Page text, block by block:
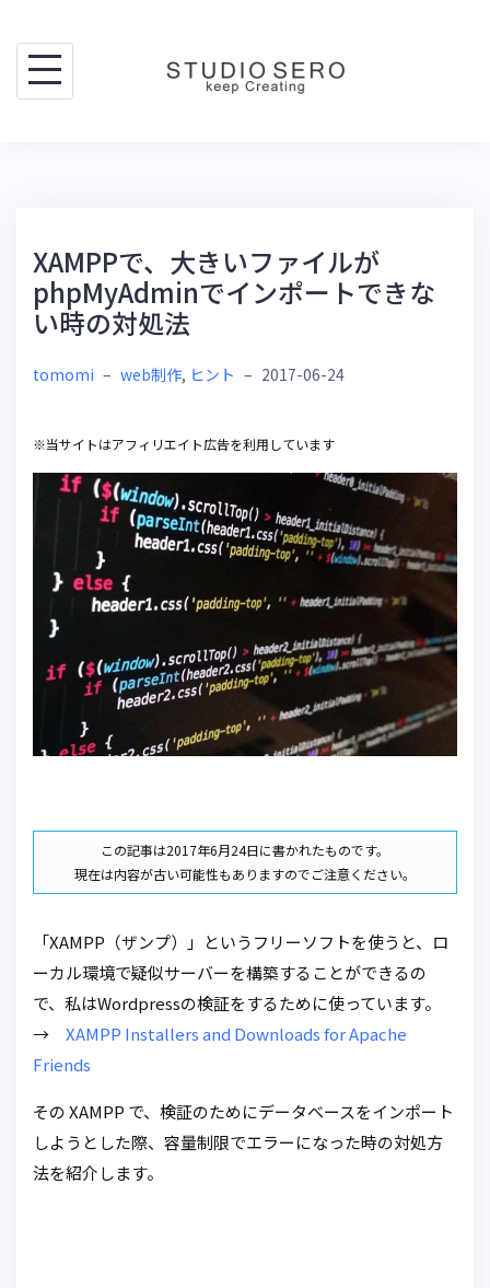
content
XAMPPで、大きいファイルが
phpMyAdminでインポートできな
い時の対処法
tomomi – web制作, ヒント – 2017-06-24
※当サイトはアフィリエイト広告を利用しています
この記事は2017年6月24日に書かれたものです。
現在は内容が古い可能性もありますのでご注意ください。
「XAMPP（ザンプ）」というフリーソフトを使うと、ロ
ーカル環境で疑似サーバーを構築することができるの
で、私はWordpressの検証をするために使っています。
→ XAMPP Installers and Downloads for Apache
Friends
その XAMPP で、検証のためにデータベースをインポート
しようとした際、容量制限でエラーになった時の対処方
法を紹介します。